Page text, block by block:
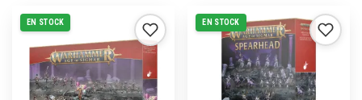
EN STOCK EN STOCK